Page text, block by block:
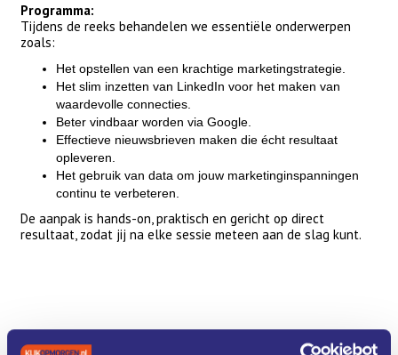
Programma:
Tijdens de reeks behandelen we essentiële onderwerpen
zoals:
Het opstellen van een krachtige marketingstrategie.
Het slim inzetten van LinkedIn voor het maken van
waardevolle connecties.
Beter vindbaar worden via Google.
Effectieve nieuwsbrieven maken die écht resultaat
opleveren.
Het gebruik van data om jouw marketinginspanningen
continu te verbeteren.
De aanpak is hands-on, praktisch en gericht op direct
resultaat, zodat jij na elke sessie meteen aan de slag kunt.